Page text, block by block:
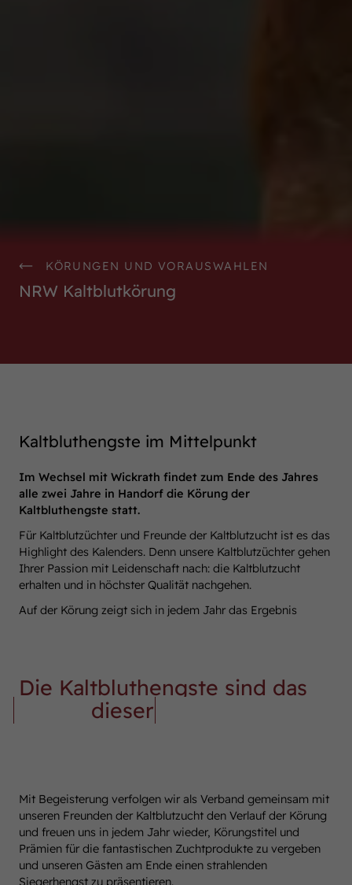
KÖRUNGEN UND VORAUSWAHLEN
NRW Kaltblutkörung
Kaltbluthengste im Mittelpunkt
Im Wechsel mit Wickrath findet zum Ende des Jahres
alle zwei Jahre in Handorf die Körung der
Kaltbluthengste statt.
Für Kaltblutzüchter und Freunde der Kaltblutzucht ist es das
Highlight des Kalenders. Denn unsere Kaltblutzüchter gehen
Ihrer Passion mit Leidenschaft nach: die Kaltblutzucht
erhalten und in höchster Qualität nachgehen.
Auf der Körung zeigt sich in jedem Jahr das Ergebnis
Die Kaltbluthengste sind das
dieser
Mit Begeisterung verfolgen wir als Verband gemeinsam mit
unseren Freunden der Kaltblutzucht den Verlauf der Körung
und freuen uns in jedem Jahr wieder, Körungstitel und
Prämien für die fantastischen Zuchtprodukte zu vergeben
und unseren Gästen am Ende einen strahlenden
Siegerhengst zu präsentieren.